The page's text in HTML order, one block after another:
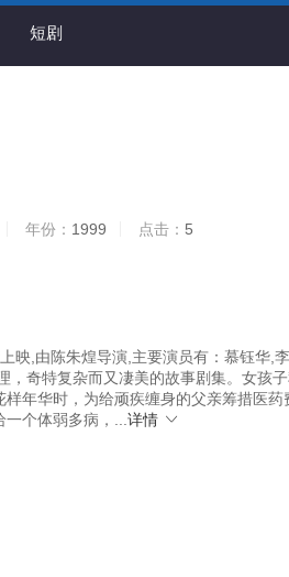
短剧
年份： 1999 点击： 5
映,由陈朱煌导演,主要演员有：慕钰华,
，奇特复杂而又凄美的故事剧集。女孩
年华时，为给顽疾缠身的父亲筹措医药
个体弱多病，... 详情